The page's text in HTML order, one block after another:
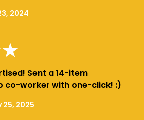
2024
Sent a 14-item
co-worker with one-click! :)
25, 2025